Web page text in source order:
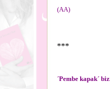
(AA)
***
´Pembe kapak´